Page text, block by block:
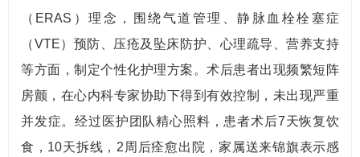
（ERAS）理念，围绕气道管理、静脉血栓栓塞症
（VTE）预防、压疮及坠床防护、心理疏导、营养支持
等方面，制定个性化护理方案。术后患者出现频繁短阵
房颤，在心内科专家协助下得到有效控制，未出现严重
并发症。经过医护团队精心照料，患者术后7天恢复饮
食，10天拆线，2周后痊愈出院，家属送来锦旗表示感